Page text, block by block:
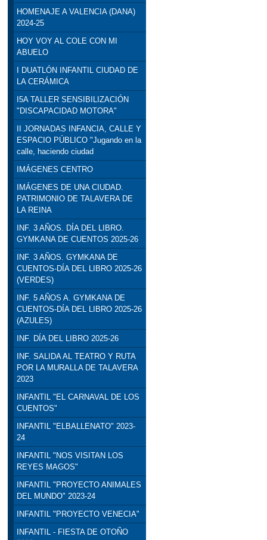
HOMENAJE A VALENCIA (DANA)
2024-25
HOY VOY AL COLE CON MI
ABUELO
I DUATLÓN INFANTIL CIUDAD DE
LA CERÁMICA
I5A TALLER SENSIBILIZACIÓN
"DISCAPACIDAD MOTORA"
II JORNADAS INFANCIA, CALLE Y
ESPACIO PÚBLICO "Jugando en la
calle, haciendo ciudad
IMÁGENES CENTRO
IMÁGENES DE UNA CIUDAD.
PATRIMONIO DE TALAVERA DE
LA REINA
INF. 3 AÑOS. DÍA DEL LIBRO.
GYMKANA DE CUENTOS 2025-26
INF. 3 AÑOS. GYMKANA DE
CUENTOS-DÍA DEL LIBRO 2025-26
(VERDES)
INF. 5 AÑOS A. GYMKANA DE
CUENTOS-DÍA DEL LIBRO 2025-26
(AZULES)
INF. DÍA DEL LIBRO 2025-26
INF. SALIDA AL TEATRO Y RUTA
POR LA MURALLA DE TALAVERA
2023
INFANTIL "EL CARNAVAL DE LOS
CUENTOS"
INFANTIL "ELBALLENATO" 2023-
24
INFANTIL "NOS VISITAN LOS
REYES MAGOS"
INFANTIL "PROYECTO ANIMALES
DEL MUNDO" 2023-24
INFANTIL "PROYECTO VENECIA"
INFANTIL - FIESTA DE OTOÑO